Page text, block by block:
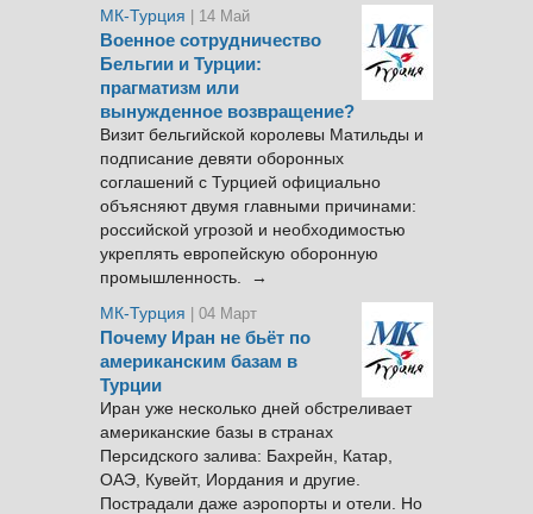
МК-Турция | 14 Май
Военное сотрудничество
Бельгии и Турции:
прагматизм или
вынужденное возвращение?
Визит бельгийской королевы Матильды и
подписание девяти оборонных
соглашений с Турцией официально
объясняют двумя главными причинами:
российской угрозой и необходимостью
укреплять европейскую оборонную
промышленность. →
МК-Турция
| 04 Март
Почему Иран не бьёт по
американским базам в
Турции
Иран уже несколько дней обстреливает
американские базы в странах
Персидского залива: Бахрейн, Катар,
ОАЭ, Кувейт, Иордания и другие.
Пострадали даже аэропорты и отели. Но